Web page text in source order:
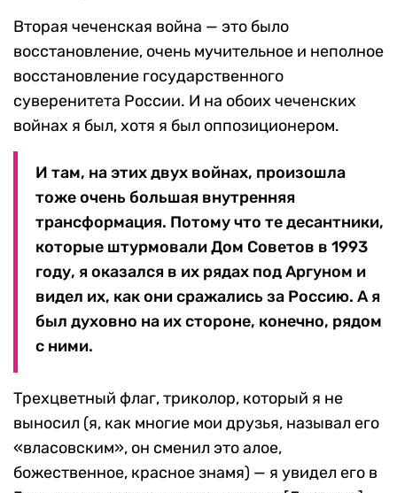
Вторая чеченская война — это было
восстановление, очень мучительное и неполное
восстановление государственного
суверенитета России. И на обоих чеченских
войнах я был, хотя я был оппозиционером.
И там, на этих двух войнах, произошла
тоже очень большая внутренняя
трансформация. Потому что те десантники,
которые штурмовали Дом Советов в 1993
году, я оказался в их рядах под Аргуном и
видел их, как они сражались за Россию. А я
был духовно на их стороне, конечно, рядом
с ними.
Трехцветный флаг, триколор, который я не
выносил (я, как многие мои друзья, называл его
«власовским», он сменил это алое,
божественное, красное знамя) — я увидел его в